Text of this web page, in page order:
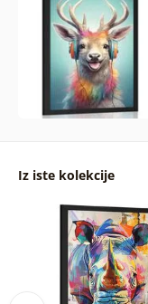
Iz iste kolekcije